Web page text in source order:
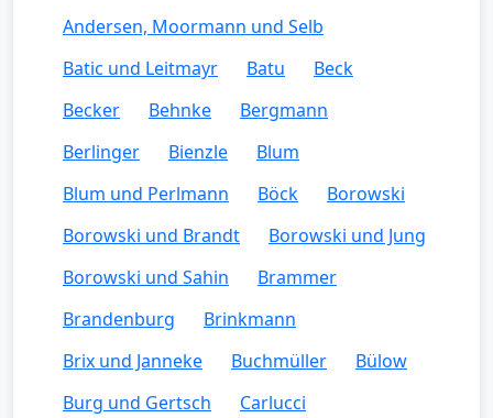
Andersen, Moormann und Selb
Batic und Leitmayr
Batu
Beck
Becker
Behnke
Bergmann
Berlinger
Bienzle
Blum
Blum und Perlmann
Böck
Borowski
Borowski und Brandt
Borowski und Jung
Borowski und Sahin
Brammer
Brandenburg
Brinkmann
Brix und Janneke
Buchmüller
Bülow
Burg und Gertsch
Carlucci